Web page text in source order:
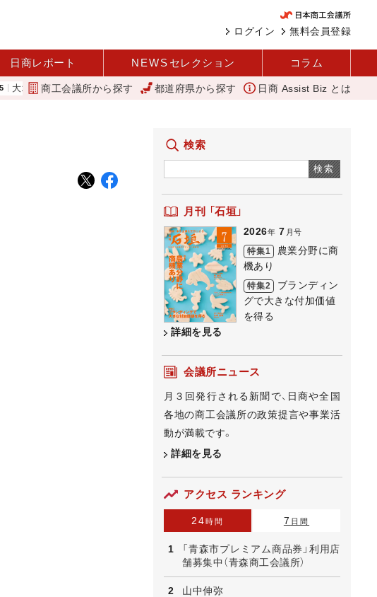
無料会員登録
ログイン
日商レポート NEWS セレクション コラム
は大きな可能性を秘めている 農業分野に商機あり REACT 「あったらいいね」
商工会議所から探す 都道府県から探す 日商 Assist Biz とは
検索
検索
月刊 「石垣」
2026年 7 月号
特集1
農業分野に商
機あり
特集2
ブランディン
グで大きな付加価値
を得る
詳細を見る
会議所ニュース
月３回発行される新聞で、日商や全国
各地の商工会議所の政策提言や事業活
動が満載です。
詳細を見る
アクセス ランキング
24時間 7 日間
「青森市プレミアム商品券」利用店
舗募集中（青森商工会議所）
山中伸弥